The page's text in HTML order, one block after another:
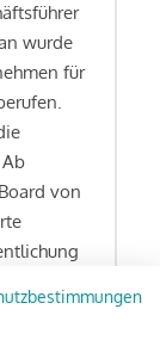
wurde
für
von